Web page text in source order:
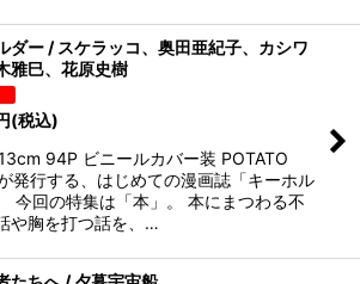
ダー / スケラッコ、奥田亜紀子、カシワ
雅巳、花原史樹
(税込)
94P ビニールカバー装 POTATO
発行する、はじめての漫画誌「キーホル
今回の特集は「本」。 本にまつわる不
や胸を打つ話を、…